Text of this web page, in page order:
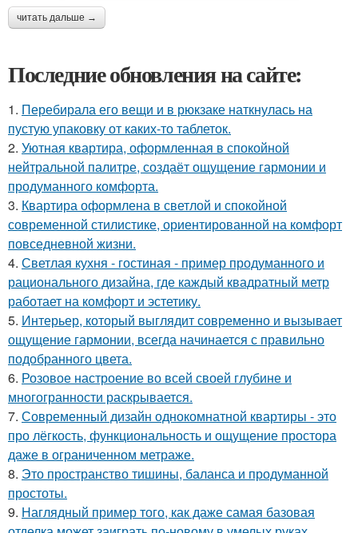
читать дальше →
Последние обновления на сайте:
1. Перебирала его вещи и в рюкзаке наткнулась на
пустую упаковку от каких-то таблеток.
2. Уютная квартира, оформленная в спокойной
нейтральной палитре, создаёт ощущение гармонии и
продуманного комфорта.
3. Квартира оформлена в светлой и спокойной
современной стилистике, ориентированной на комфорт
повседневной жизни.
4. Светлая кухня - гостиная - пример продуманного и
рационального дизайна, где каждый квадратный метр
работает на комфорт и эстетику.
5. Интерьер, который выглядит современно и вызывает
ощущение гармонии, всегда начинается с правильно
подобранного цвета.
6. Розовое настроение во всей своей глубине и
многогранности раскрывается.
7. Современный дизайн однокомнатной квартиры - это
про лёгкость, функциональность и ощущение простора
даже в ограниченном метраже.
8. Это пространство тишины, баланса и продуманной
простоты.
9. Наглядный пример того, как даже самая базовая